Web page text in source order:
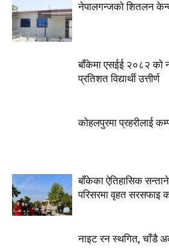
नेपालगन्जको शितलन
बाँकेमा एसईई २०८२ को
प्रतिशत विद्यार्थी उत्तीर्ण
कोहलपुरमा प्रहरीलाई
बाँकेका ऐतिहासिक
परिसरमा वृहत सरसफाइ
नाइट रन स्थगित, चाँडै